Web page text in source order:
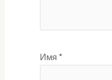
Имя *